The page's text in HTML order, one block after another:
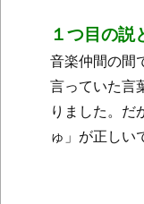
１つ目の説
音楽仲間の間
言っていた言
りました。だ
ゅ」が正しい